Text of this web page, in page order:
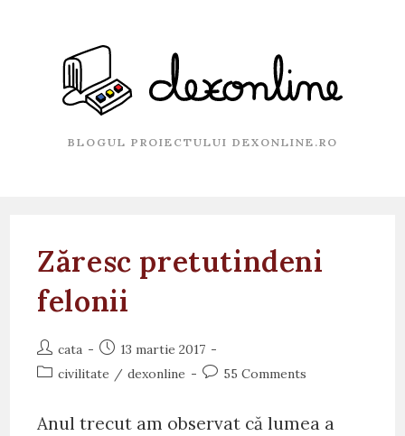
BLOGUL PROIECTULUI DEXONLINE.RO
Zăresc pretutindeni
felonii
Post
author:
cata
Post
published:
13 martie 2017
Postcivilitate / dexonline
Post55 Comments
Anul trecut am observat că lumea a